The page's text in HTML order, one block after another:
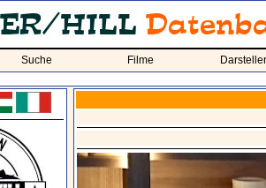
Suche Filme Darsteller